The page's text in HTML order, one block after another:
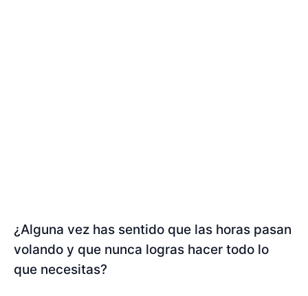
¿Alguna vez has sentido que las horas pasan
volando y que nunca logras hacer todo lo
que necesitas?